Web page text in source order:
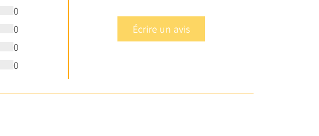
0
0
0
0
Écrire un avis